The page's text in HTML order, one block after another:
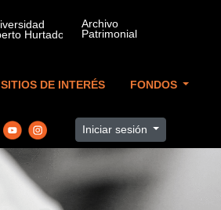
SITIOS DE INTERÉS FONDOS
Iniciar sesión